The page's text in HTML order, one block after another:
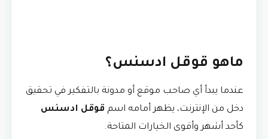
ماهو قوقل ادسنس؟
عندما يبدأ أي صاحب موقع أو مدونة بالتفكير في تحقيق
دخل من الإنترنت، يظهر أمامه اسم قوقل ادسنس
كأحد أشهر وأقوى الخيارات المتاحة.